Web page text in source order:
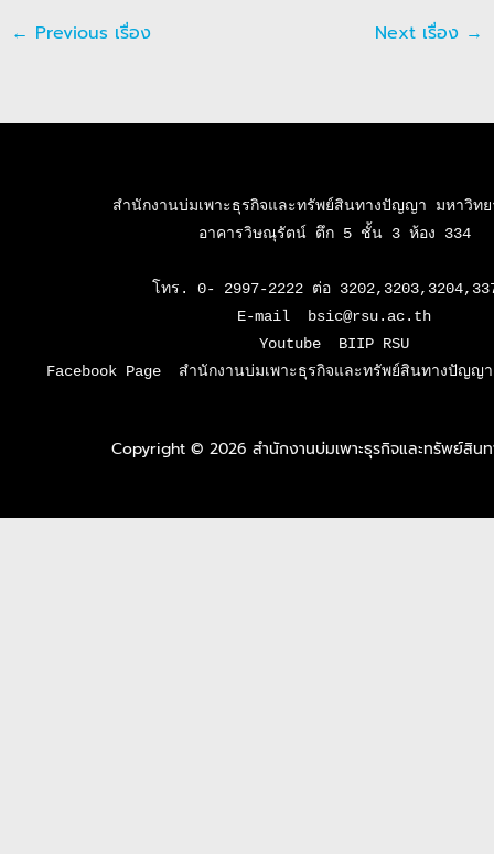
← Previous เรื่อง Next เรื่อง →
สำนักงานบ่มเพาะธุรกิจและทรัพย์สินทางปัญญา มหาวิทย
อาคารวิษณุรัตน์ ตึก 5 ชั้น 3 ห้อง 334
โทร. 0- 2997-2222 ต่อ
E-mail  bsic@rsu.ac.th
Youtube  BIIP RSU
Facebook Page  สำนักงานบ่มเพาะธุรกิจและทรัพย์สินทางปัญญ
Copyright © 2026 สำนักงานบ่มเพาะธุรกิจและทรัพย์สิ